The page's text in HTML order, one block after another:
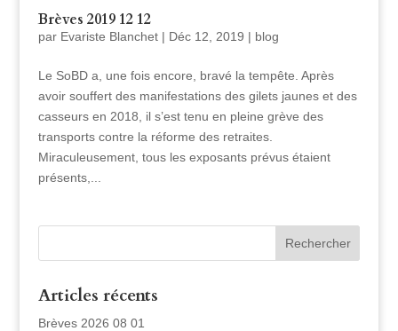
Brèves 2019 12 12
par Evariste Blanchet| Déc 12, 2019 | blog
Le SoBD a, une fois encore, bravé la tempête. Après
avoir souffert des manifestations des gilets jaunes et des
casseurs en 2018, il s’est tenu en pleine grève des
transports contre la réforme des retraites.
Miraculeusement, tous les exposants prévus étaient
présents,...
Articles récents
Brèves 2026 08 01